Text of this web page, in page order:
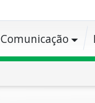
Comunicação